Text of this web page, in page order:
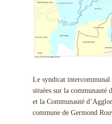
Le syndicat intercommunal
situées sur la communauté
et la Communauté
commune de Germond